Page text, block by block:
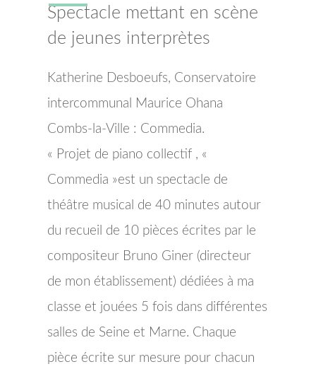
Spectacle mettant en scène
de jeunes interprètes
Katherine Desboeufs, Conservatoire
intercommunal Maurice Ohana
Combs-la-Ville : Commedia.
« Projet de piano collectif , «
Commedia »est un spectacle de
théâtre musical de 40 minutes autour
du recueil de 10 pièces écrites par le
compositeur Bruno Giner (directeur
de mon établissement) dédiées à ma
classe et jouées 5 fois dans différentes
salles de Seine et Marne. Chaque
pièce écrite sur mesure pour chacun